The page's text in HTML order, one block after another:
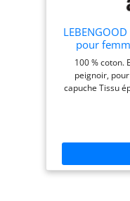
pour
éponge
douche,
100 % coton.
peignoir,
capuche Tissu
américain en
léger Veuillez
couleurs Effet
douche